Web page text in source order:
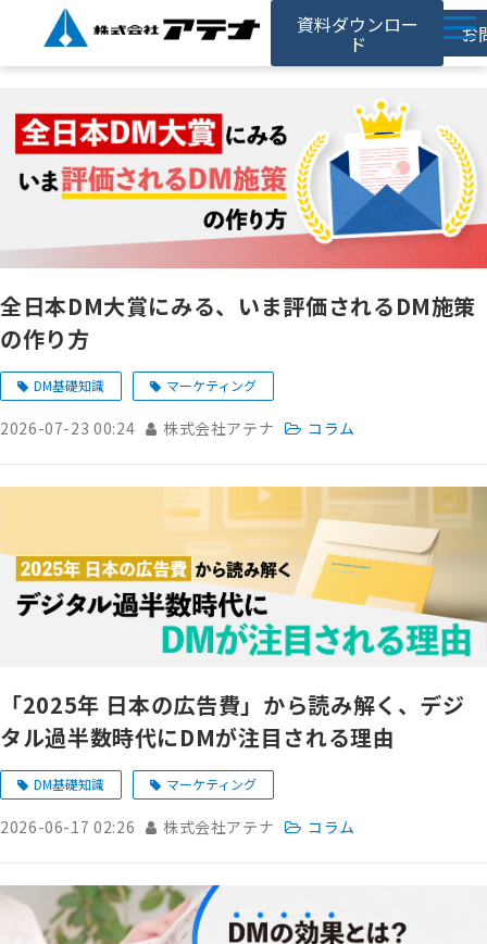
資料ダウンロー
ド お
アテナの強み
サービス
対応事例
採用情報
全日本DM大賞にみる、いま評価されるDM施策
の作り方
DM基礎知識 マーケティング
2026-07-23 00:24 株式会社アテナ コラム
「2025年 日本の広告費」から読み解く、デジ
タル過半数時代にDMが注目される理由
DM基礎知識 マーケティング
2026-06-17 02:26 株式会社アテナ コラム